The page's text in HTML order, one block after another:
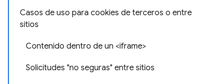
Casos de uso para cookies de terceros o entre
sitios
Contenido dentro de un <iframe>
Solicitudes "no seguras" entre sitios